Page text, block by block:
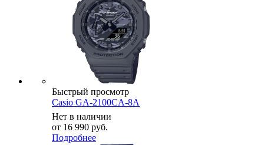
Быстрый просмотр
Casio GA-2100CA-8A
Нет в наличии
от 16 990 руб.
Подробнее